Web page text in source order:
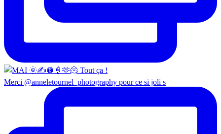
Merci @anneletournel_photography pour ce si joli s